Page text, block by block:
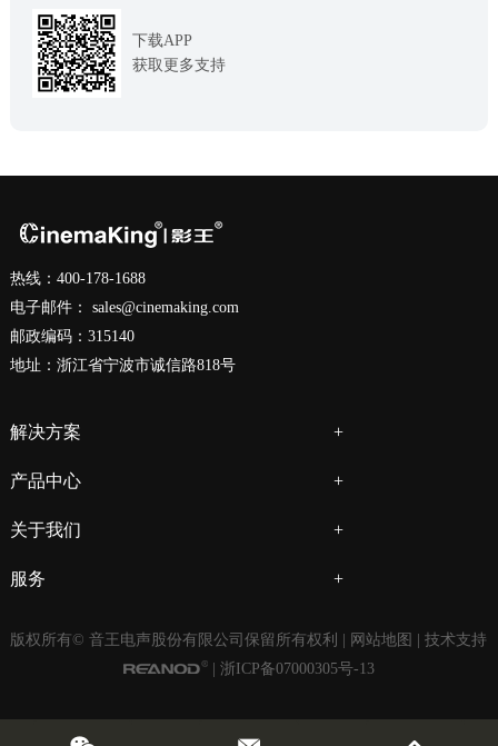
下载APP
获取更多支持
热线：400-178-1688
电子邮件： sales@cinemaking.com
邮政编码：315140
地址：浙江省宁波市诚信路818号
解决方案
产品中心
关于我们
服务
版权所有© 音王电声股份有限公司保留所有权利 | 网站地图
| 技术支持
浙ICP备07000305号-13